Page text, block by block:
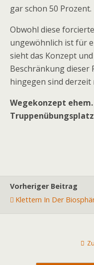
gar schon 50 Prozent.
Obwohl diese
ungewöhnlich ist für
sieht das Konzept
Beschränkung dieser
hingegen sind derzeit
Wegekonzept ehem.
Vorheriger Beitrag
Klettern In Der